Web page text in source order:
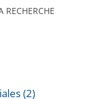
RECHERCHE
(2)